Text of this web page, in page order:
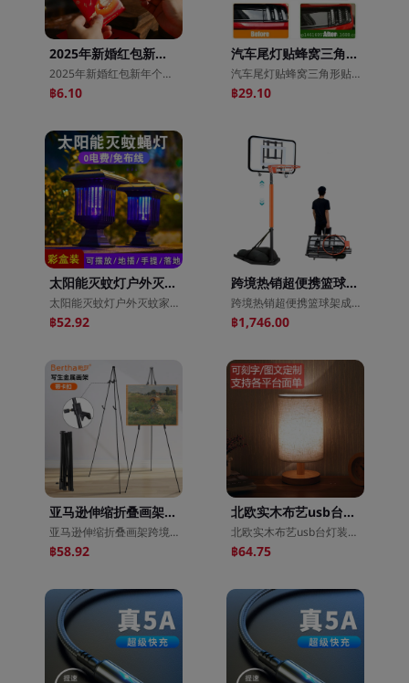
2025年新婚红包新年个性创意红包压岁钱结婚随份子红包利是封批发
2025年新婚红包新年个性创意红包压岁钱结婚随份子红包利是封批发
฿6.10
汽车尾灯贴蜂窝三角形贴纸装饰后车灯罩贴膜车贴D277潮流改装
汽车尾灯贴蜂窝三角形贴纸装饰后车灯罩贴膜车贴D277潮流改装
฿29.10
太阳能灭蚊灯户外灭蚊家用物理电击驱蚊器室外庭院阳台照明灭蚊灯
太阳能灭蚊灯户外灭蚊家用物理电击驱蚊器室外庭院阳台照明灭蚊灯
฿52.92
跨境热销超便携篮球架成人儿童室内外可移动升降比赛训练篮球框架
跨境热销超便携篮球架成人儿童室内外可移动升降比赛训练篮球框架
฿1,746.00
亚马逊伸缩折叠画架跨境新款金属画架三脚画架素描展示架
亚马逊伸缩折叠画架跨境新款金属画架三脚画架素描展示架
฿58.92
北欧实木布艺usb台灯装饰卧室床头灯书房民宿舍遥控led小夜灯创意
北欧实木布艺usb台灯装饰卧室床头灯书房民宿舍遥控led小夜灯创意
฿64.75